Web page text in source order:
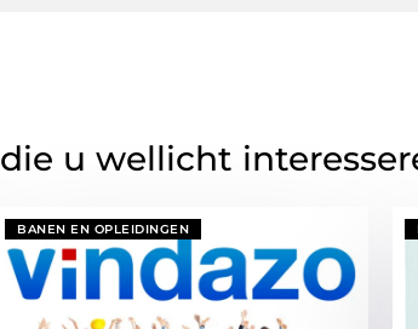
die u wellicht
BANEN EN OPLEIDINGEN